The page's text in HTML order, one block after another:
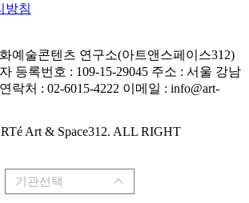
방침
예술콘텐츠 연구소(아트앤스페이스312)
등록번호 : 109-15-29045 주소 : 서울 강남
연락처 : 02-6015-4222 이메일 : info@art-
Art & Space312. ALL RIGHT
기관선택